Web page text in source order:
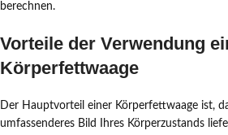
berechnen.
Vorteile der Verwendung
Körperfettwaage
Der Hauptvorteil einer Körperfettwaage ist,
umfassenderes Bild Ihres Körperzustands